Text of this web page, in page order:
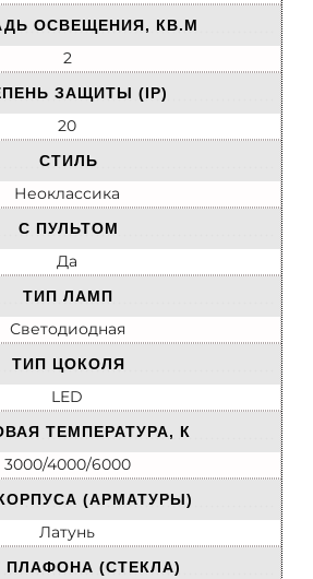
ОСВЕЩЕНИЯ, КВ.М
2
ЗАЩИТЫ (IP)
20
СТИЛЬ
Неоклассика
С ПУЛЬТОМ
Да
ТИП ЛАМП
Светодиодная
ТИП ЦОКОЛЯ
LED
ТЕМПЕРАТУРА, К
3000/4000/6000
(АРМАТУРЫ)
Латунь
ПЛАФОНА (СТЕКЛА)